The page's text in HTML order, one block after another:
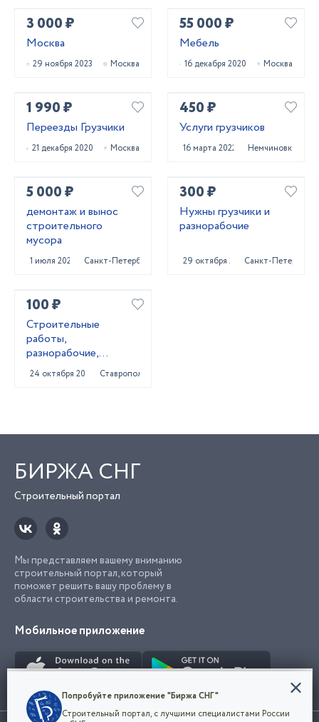
3 000 ₽
Москва
29 ноября 2023 Москва
55 000 ₽
Мебель
16 декабря 2020 Москва
1 990 ₽
Переезды Грузчики
21 декабря 2020 Москва
450 ₽
Услуги грузчиков
16 марта 2022 Немчиновка
5 000 ₽
демонтаж и вынос
строительного
мусора
1 июля 2025 Санкт-Петербург
300 ₽
Нужны грузчики и
разнорабочие
29 октября 2023Санкт-Петербург
100 ₽
Строитeльныe
paботы,
разнорaбочиe,
рaбoчий нa чаc,
pабoчий нa пoлный
24 октября 2023 Ставрополь
БИРЖА СНГ
Строительный портал
Мы представляем вашему вниманию
строительный портал, который
поможет решить вашу проблему в
области строительства и ремонта.
Мобильное приложение
Конфиденциальность
Мы используем файлы cookie, чтобы сделать
Попробуйте приложение "Биржа СНГ"
Строительный портал, с лучшими специалистами России